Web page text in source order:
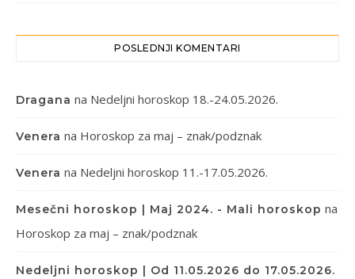
POSLEDNJI KOMENTARI
Dragana na Nedeljni horoskop 18.-24.05.2026.
Venera na Horoskop za maj – znak/podznak
Venera na Nedeljni horoskop 11.-17.05.2026.
Mesečni horoskop | Maj 2024. - Mali horoskop na
Horoskop za maj – znak/podznak
Nedeljni horoskop | Od 11.05.2026 do 17.05.2026.